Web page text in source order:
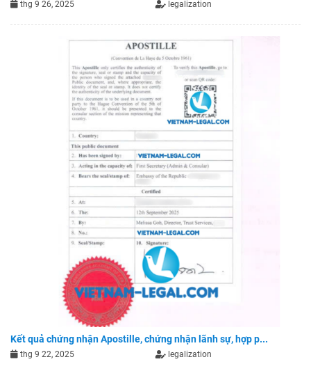
thg 9 26, 2025 legalization
Kết quả chứng nhận Apostille, chứng nhận lãnh sự, hợp p...
thg 9 22, 2025 legalization